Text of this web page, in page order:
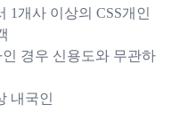
1개사 이상의 CSS개인
경우 신용도와 무관하
내국인